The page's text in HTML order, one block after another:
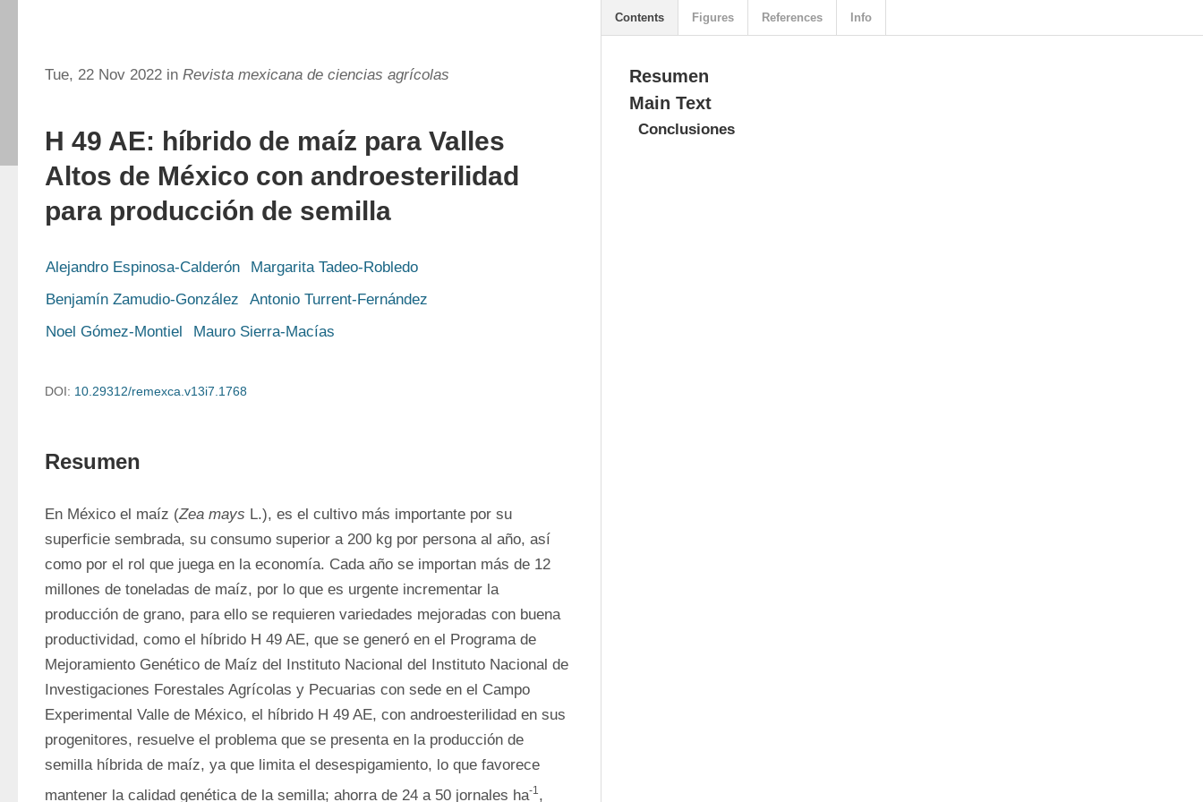
Tue, 22 Nov 2022 in Revista mexicana de ciencias agrícolas
H 49 AE: híbrido de maíz para Valles
Altos de México con androesterilidad
para producción de semilla
Alejandro Espinosa-Calderón
Margarita Tadeo-Robledo
Benjamín Zamudio-González
Antonio Turrent-Fernández
Noel Gómez-Montiel
Mauro Sierra-Macías
DOI: 10.29312/remexca.v13i7.1768
Resumen
En México el maíz (Zea mays L.), es el cultivo más importante por su
superficie sembrada, su consumo superior a 200 kg por persona al año, así
como por el rol que juega en la economía. Cada año se importan más de 12
millones de toneladas de maíz, por lo que es urgente incrementar la
producción de grano, para ello se requieren variedades mejoradas con buena
productividad, como el híbrido H 49 AE, que se generó en el Programa de
Mejoramiento Genético de Maíz del Instituto Nacional del Instituto Nacional de
Investigaciones Forestales Agrícolas y Pecuarias con sede en el Campo
Experimental Valle de México, el híbrido H 49 AE, con androesterilidad en sus
progenitores, resuelve el problema que se presenta en la producción de
semilla híbrida de maíz, ya que limita el desespigamiento, lo que favorece
mantener la calidad genética de la semilla; ahorra de 24 a 50 jornales ha-1,
Resumen
Main Text
Conclusiones
Contents Figures References Info